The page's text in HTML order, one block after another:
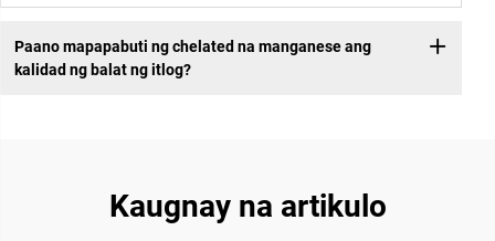
Paano mapapabuti ng chelated na manganese ang
kalidad ng balat ng itlog?
Kaugnay na artikulo